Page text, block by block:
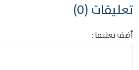
تعليقات (0)
أضف تعليقا :